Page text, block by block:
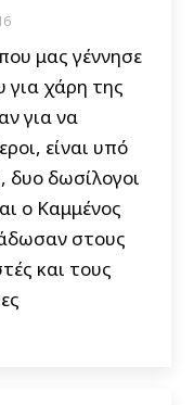
μας γέννησε
για χάρη της
για να
είναι υπό
δυο δωσίλογοι
ο Καμμένος
στους
και τους